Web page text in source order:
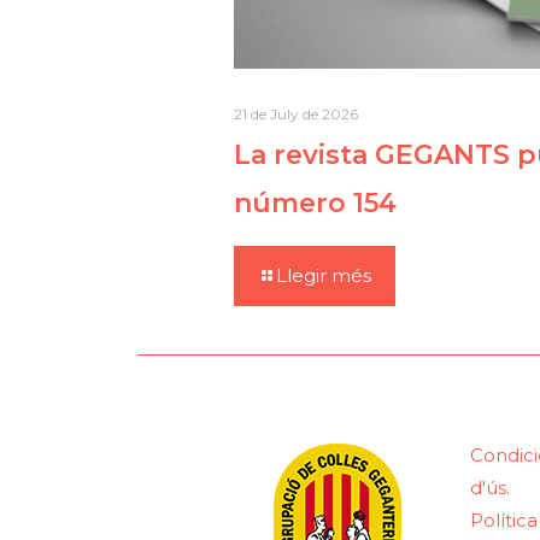
21 de July de 2026
La revista GEGANTS
número 154
Llegir més
d'ús.